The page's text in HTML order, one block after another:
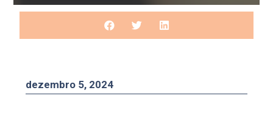
dezembro 5, 2024